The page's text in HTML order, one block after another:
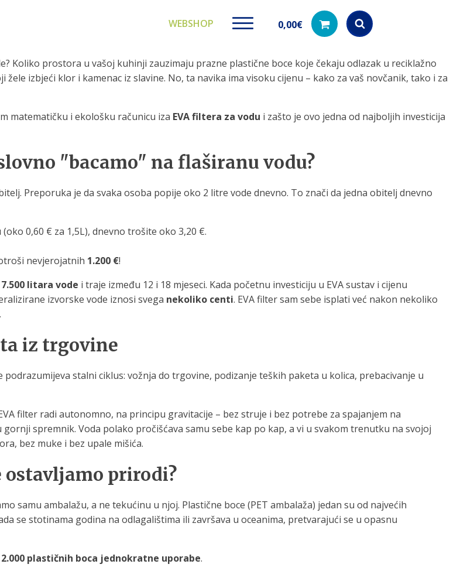
WEBSHOP 0,00€
Products
search
Koliko prostora u vašoj kuhinji zauzimaju prazne plastične boce koje čekaju odlazak u reciklažno
izbjeći klor i kamenac iz slavine. No, ta navika ima visoku cijenu – kako za vaš novčanik, tako i za
matematičku i ekološku računicu iza EVA filtera za vodu i zašto je ovo jedna od najboljih investicija
"bacamo" na flaširanu vodu?
Preporuka je da svaka osoba popije oko 2 litre vode dnevno. To znači da jedna obitelj dnevno
0,60 € za 1,5L), dnevno trošite oko 3,20 €.
nevjerojatnih 1.200 €!
7.500 litara vode i traje između 12 i 18 mjeseci. Kada početnu investiciju u EVA sustav i cijenu
izvorske vode iznosi svega nekoliko centi. EVA filter sam sebe isplati već nakon nekoliko
iz trgovine
stalni ciklus: vožnja do trgovine, podizanje teških paketa u kolica, prebacivanje u
filter radi autonomno, na principu gravitacije – bez struje i bez potrebe za spajanjem na
spremnik. Voda polako pročišćava samu sebe kap po kap, a vi u svakom trenutku na svojoj
bez muke i bez upale mišića.
prirodi?
samu ambalažu, a ne tekućinu u njoj. Plastične boce (PET ambalaža) jedan su od najvećih
se stotinama godina na odlagalištima ili završava u oceanima, pretvarajući se u opasnu
2.000 plastičnih boca jednokratne uporabe.
proizvode
vodu
Učinkovito filtriranje vode iz